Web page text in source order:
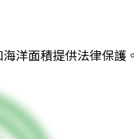
洋面積提供法律保護。